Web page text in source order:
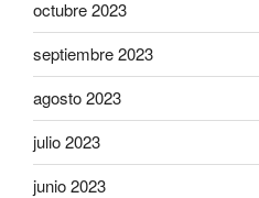
octubre 2023
septiembre 2023
agosto 2023
julio 2023
junio 2023